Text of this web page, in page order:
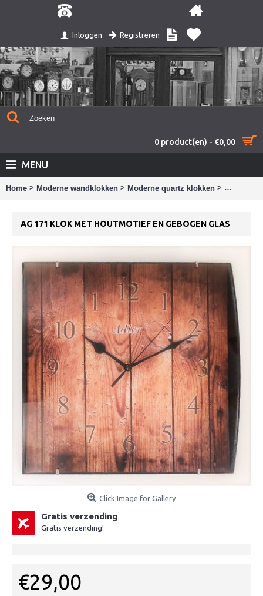
Inloggen Registreren
0 product(en) - €0,00
MENU
Home > Moderne wandklokken > Moderne quartz klokken > AG 171
AG 171 KLOK MET HOUTMOTIEF EN GEBOGEN GLAS
Click Image for Gallery
Gratis verzending
Gratis verzending!
€29,00